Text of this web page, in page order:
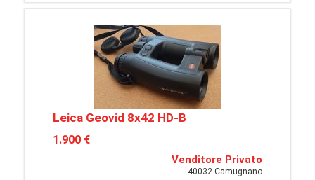
Leica Geovid 8x42 HD-B
1.900 €
Venditore Privato
40032 Camugnano